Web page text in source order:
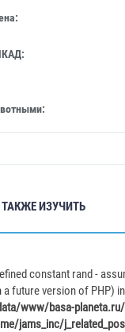
ИЗУЧИТЬ
constant rand -
future version of PHP) in
www/basa-
jams_inc/